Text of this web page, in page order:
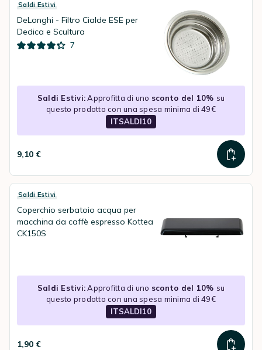
Saldi Estivi
DeLonghi - Filtro Cialde ESE per
Dedica e Scultura
7
Saldi Estivi:Approfitta di uno sconto del 10% su
questo prodotto con una spesa minima di 49€
ITSALDI10
9,10 €
Saldi Estivi
Coperchio serbatoio acqua per
macchina da caffè espresso Kottea
CK150S
Saldi Estivi:Approfitta di uno sconto del 10% su
questo prodotto con una spesa minima di 49€
ITSALDI10
1,90 €